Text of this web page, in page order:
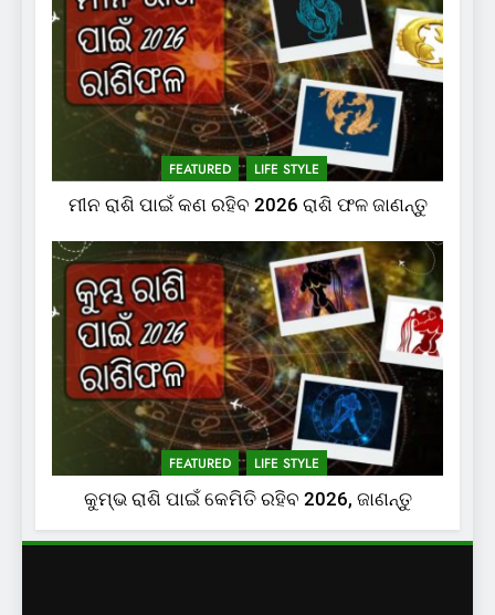
FEATURED LIFE STYLE
ମୀନ ରାଶି ପାଇଁ କଣ ରହିବ 2026 ରାଶି ଫଳ ଜାଣନ୍ତୁ
FEATURED LIFE STYLE
କୁମ୍ଭ ରାଶି ପାଇଁ କେମିତି ରହିବ 2026, ଜାଣନ୍ତୁ